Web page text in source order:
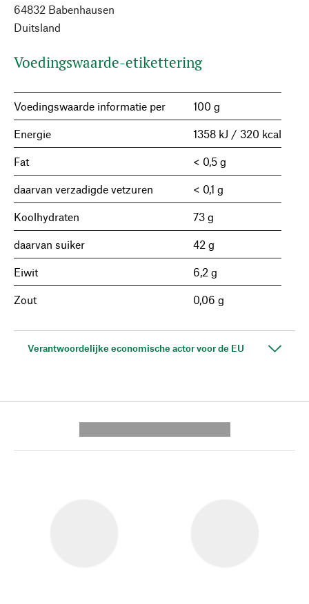
64832 Babenhausen
Duitsland
Voedingswaarde-etikettering
Voedingswaarde informatie per 100 g
Energie 1358 kJ / 320 kcal
Fat < 0,5 g
daarvan verzadigde vetzuren < 0,1 g
Koolhydraten 73 g
daarvan suiker 42 g
Eiwit 6,2 g
Zout 0,06 g
Verantwoordelijke economische actor voor de EU